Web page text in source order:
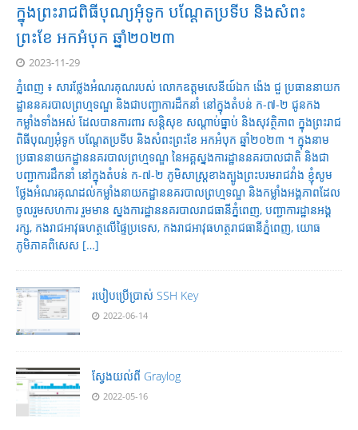
ក្នុងព្រះរាជពិធីបុណ្យអុំទូក បណ្ដែតប្រទីប និងសំពះ
ព្រះខែ អកអំបុក ឆ្នាំ២០២៣
2023-11-29
ភ្នំពេញ ៖ សារថ្លែងអំណរគុណរបស់ លោកឧត្តមសេនីយ៍ឯក ង៉េង ជួ ប្រធាននាយក
ដ្ឋាននគរបាលព្រហ្មទណ្ឌ និងជាបញ្ជាការដឹកនាំ នៅក្នុងតំបន់ ក-៧-២ ជូនកង
កម្លាំងទាំងអស់ ដែលបានការពារ សន្ដិសុខ សណ្ដាប់ធ្នាប់ និងសុវត្ថិភាព ក្នុងព្រះរាជ
ពិធីបុណ្យអុំទូក បណ្ដែតប្រទីប និងសំពះព្រះខែ អកអំបុក ឆ្នាំ២០២៣ ។ ក្នុងនាម
ប្រធាននាយកដ្ឋាននគរបាលព្រហ្មទណ្ឌ នៃអគ្គស្នងការដ្ឋាននគរបាលជាតិ និងជា
បញ្ជាការដឹកនាំ នៅក្នុងតំបន់ ក-៧-២ ភូមិសាស្ដ្រខាងត្បូងព្រះបរមរាជវាំង ខ្ញុំសូម
ថ្លែងអំណរគុណដល់កម្លាំងនាយកដ្ឋាននគរបាលព្រហ្មទណ្ឌ និងកម្លាំងអង្គភាពដែល
ចូលរួមសហការ រួមមាន ស្នងការដ្ឋាននគរបាលរាជធានីភ្នំពេញ, បញ្ជាការដ្ឋានអង្គ
រក្ស, កងរាជអាវុធហត្ថលើផ្ទៃប្រទេស, កងរាជអាវុធហត្ថរាជធានីភ្នំពេញ, យោធ
ភូមិភាគពិសេស […]
របៀបប្រើប្រាស់ SSH Key
2022-06-14
ស្វែងយល់ពី Graylog
2022-05-16